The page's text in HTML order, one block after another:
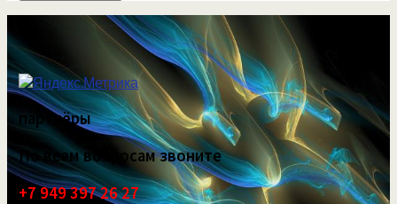
партнёры
По всем вопросам звоните
+7 949 397 26 27